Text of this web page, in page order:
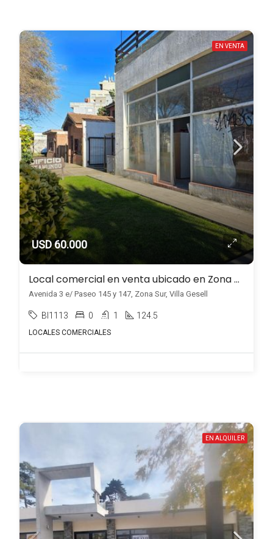
EN VENTA
USD 60.000
Local comercial en venta ubicado en Zona Sur
Avenida 3 e/ Paseo 145 y 147, Zona Sur, Villa Gesell
BI1113 0 1 124.5
LOCALES COMERCIALES
EN ALQUILER